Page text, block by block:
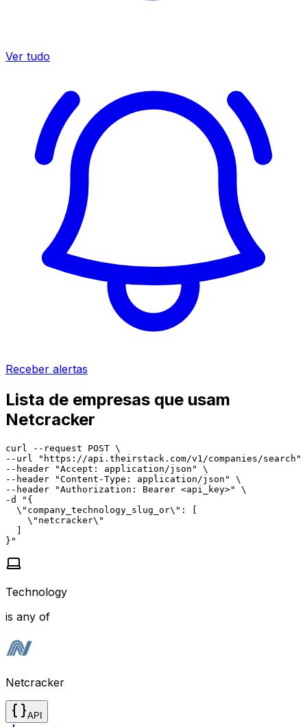
Ver tudo
Receber alertas
Lista de empresas que usam
Netcracker
curl --request POST \
--url "https://api.theirstack.com/v1/companies/search"
--header "Accept: application/json" \
--header "Content-Type: application/json" \
--header "Authorization: Bearer <api_key>" \
-d "{
  \"company_technology_slug_or\": [
    \"netcracker\"
  ]
}"
Technology
is any of
Netcracker
API